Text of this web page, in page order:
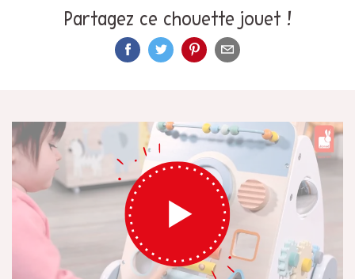
Partagez ce chouette jouet !